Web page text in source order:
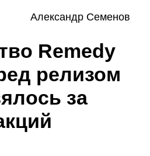
Александр Семенов
Remedy
релизом
за